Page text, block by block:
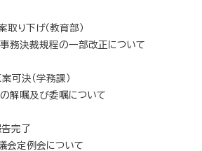
下げ（教育部）
務決裁規程の一部改正について
決（学務課）
解嘱及び委嘱について
完了
会定例会について